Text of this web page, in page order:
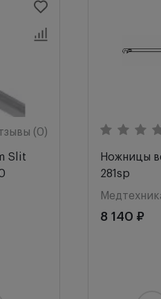
(0)
Slit
Ножницы
281sp
8 140 ₽